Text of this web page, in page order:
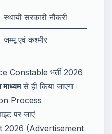
स्थायी सरकारी नौकरी
जम्मू एवं कश्मीर
Constable भर्ती 2026
से ही किया जाएगा।
Process
पर जाएं
2026 (Advertisement